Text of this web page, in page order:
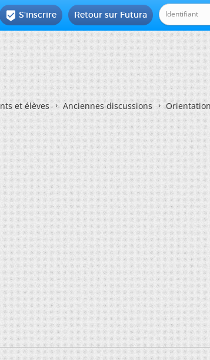
Retour sur Futura
 S'inscrire
et élèves Anciennes discussions